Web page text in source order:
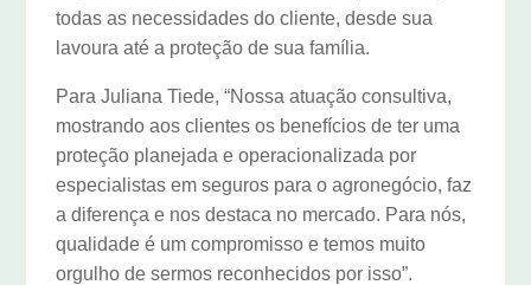
todas as necessidades do cliente, desde sua
lavoura até a proteção de sua família.
Para Juliana Tiede, “Nossa atuação consultiva,
mostrando aos clientes os benefícios de ter uma
proteção planejada e operacionalizada por
especialistas em seguros para o agronegócio, faz
a diferença e nos destaca no mercado. Para nós,
qualidade é um compromisso e temos muito
orgulho de sermos reconhecidos por isso”.